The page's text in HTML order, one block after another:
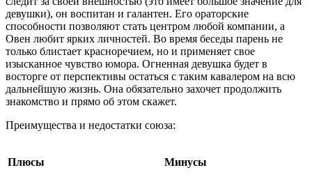
девушки), он воспитан и галантен. Его ораторские
способности позволяют стать центром любой компании, а
Овен любит ярких личностей. Во время беседы парень не
только блистает красноречием, но и применяет свое
изысканное чувство юмора. Огненная девушка будет в
восторге от перспективы остаться с таким кавалером на всю
дальнейшую жизнь. Она обязательно захочет продолжить
знакомство и прямо об этом скажет.
Преимущества и недостатки союза:
Плюсы Минусы